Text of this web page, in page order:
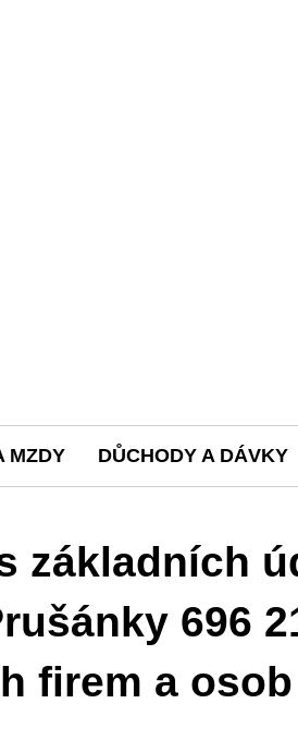
MZDY DŮCHODY A DÁVKY
základních
696
firem a